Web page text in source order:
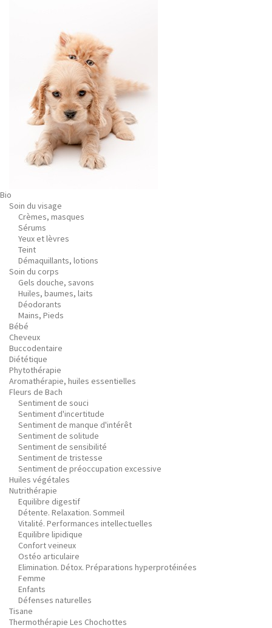
Bio
Soin du visage
Crèmes, masques
Sérums
Yeux et lèvres
Teint
Démaquillants, lotions
Soin du corps
Gels douche, savons
Huiles, baumes, laits
Déodorants
Mains, Pieds
Bébé
Cheveux
Buccodentaire
Diététique
Phytothérapie
Aromathérapie, huiles essentielles
Fleurs de Bach
Sentiment de souci
Sentiment d'incertitude
Sentiment de manque d'intérêt
Sentiment de solitude
Sentiment de sensibilité
Sentiment de tristesse
Sentiment de préoccupation excessive
Huiles végétales
Nutrithérapie
Equilibre digestif
Détente. Relaxation. Sommeil
Vitalité. Performances intellectuelles
Equilibre lipidique
Confort veineux
Ostéo articulaire
Elimination. Détox. Préparations hyperprotéinées
Femme
Enfants
Défenses naturelles
Tisane
Thermothérapie Les Chochottes